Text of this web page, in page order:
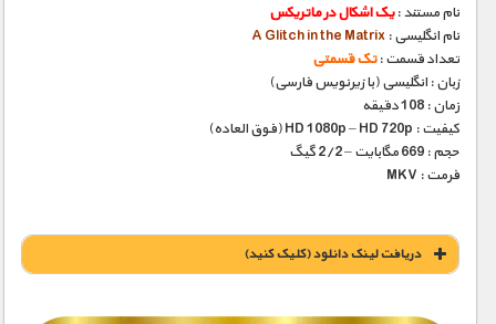
نام مستند :یک اشکال در ماتریکس
نام انگلیسی : A Glitch in the Matrix
تعداد قسمت :تک قسمتی
زبان : انگلیسی (با زیرنویس فارسی)
زمان : 108 دقیقه
کیفیت : HD 1080p – HD 720p (فوق العاده)
حجم : 669 مگابایت – 2/2 گیگ
فرمت : MKV
دریافت لينک دانلود (کليک کنيد)